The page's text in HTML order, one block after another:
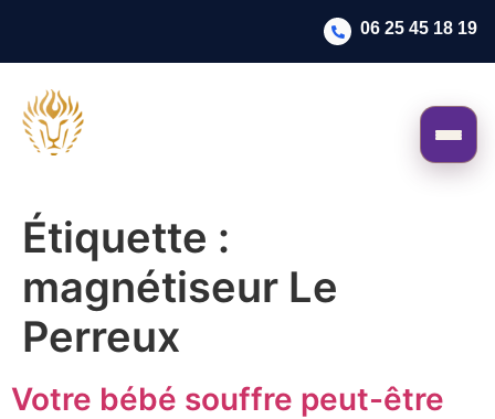
06 25 45 18 19
Étiquette :
magnétiseur Le
Perreux
Votre bébé souffre peut-être